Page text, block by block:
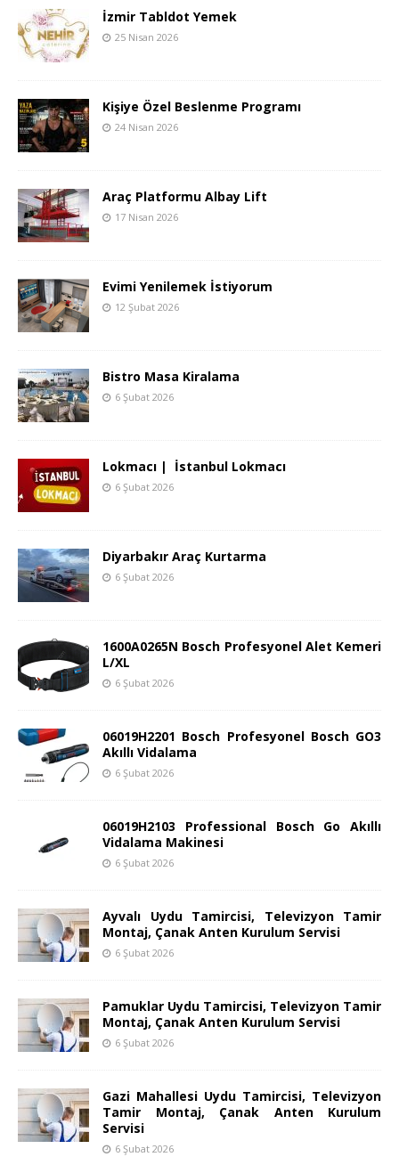
İzmir Tabldot Yemek
25 Nisan 2026
Kişiye Özel Beslenme Programı
24 Nisan 2026
Araç Platformu Albay Lift
17 Nisan 2026
Evimi Yenilemek İstiyorum
12 Şubat 2026
Bistro Masa Kiralama
6 Şubat 2026
Lokmacı | İstanbul Lokmacı
6 Şubat 2026
Diyarbakır Araç Kurtarma
6 Şubat 2026
1600A0265N Bosch Profesyonel Alet Kemeri
L/XL
6 Şubat 2026
06019H2201 Bosch Profesyonel Bosch GO3
Akıllı Vidalama
6 Şubat 2026
06019H2103 Professional Bosch Go Akıllı
Vidalama Makinesi
6 Şubat 2026
Ayvalı Uydu Tamircisi, Televizyon Tamir
Montaj, Çanak Anten Kurulum Servisi
6 Şubat 2026
Pamuklar Uydu Tamircisi, Televizyon Tamir
Montaj, Çanak Anten Kurulum Servisi
6 Şubat 2026
Gazi Mahallesi Uydu Tamircisi, Televizyon
Tamir Montaj, Çanak Anten Kurulum
Servisi
6 Şubat 2026